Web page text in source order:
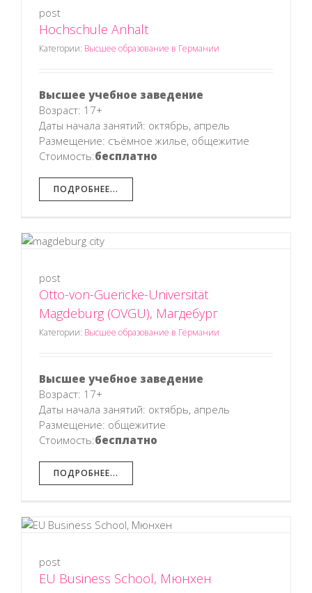
post
Hochschule Anhalt
Категории: Высшее образование в Германии
Высшее учебное заведение
Возраст: 17+
Даты начала занятий: октябрь, апрель
Размещение: съёмное жилье, общежитие
Стоимость:бесплатно
ПОДРОБНЕЕ...
post
Otto-von-Guericke-Universität
Magdeburg (OVGU), Магдебург
Категории: Высшее образование в Германии
Высшее учебное заведение
Возраст: 17+
Даты начала занятий: октябрь, апрель
Размещение: общежитие
Стоимость:бесплатно
ПОДРОБНЕЕ...
post
EU Business School, Мюнхен